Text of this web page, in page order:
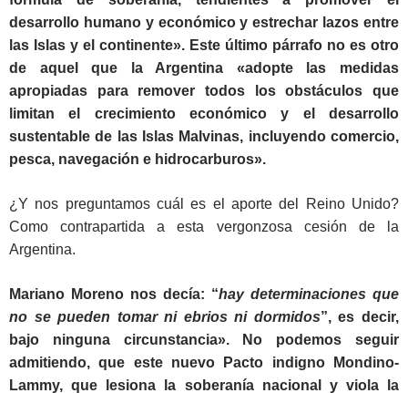
desarrollo humano y económico y estrechar lazos entre
las Islas y el continente». Este último párrafo no es otro
de aquel que la Argentina «adopte las medidas
apropiadas para remover todos los obstáculos que
limitan el crecimiento económico y el desarrollo
sustentable de las Islas Malvinas, incluyendo comercio,
pesca, navegación e hidrocarburos».
¿Y nos preguntamos cuál es el aporte del Reino Unido?
Como contrapartida a esta vergonzosa cesión de la
Argentina.
Mariano Moreno nos decía: “hay determinaciones que
no se pueden tomar ni ebrios ni dormidos”, es decir,
bajo ninguna circunstancia». No podemos seguir
admitiendo, que este nuevo Pacto indigno
Mondino-
Lammy, que lesiona la soberanía nacional y viola la